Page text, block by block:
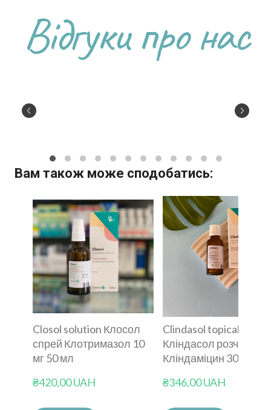
Відгуки про нас
Вам також може сподобатись:
Closol solution Клосол
спрей Клотримазол 10
мг 50 мл
₴420,00 UAH
Clindasol topical
Кліндасол розчин
Кліндаміцин 30 мл
₴346,00 UAH